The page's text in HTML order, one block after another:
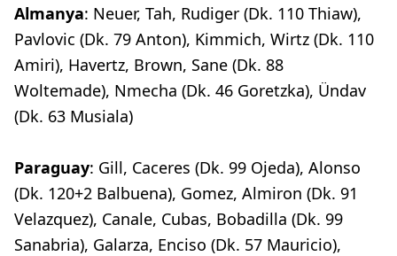
Almanya: Neuer, Tah, Rudiger (Dk. 110 Thiaw),
Pavlovic (Dk. 79 Anton), Kimmich, Wirtz (Dk. 110
Amiri), Havertz, Brown, Sane (Dk. 88
Woltemade), Nmecha (Dk. 46 Goretzka), Ündav
(Dk. 63 Musiala)
Paraguay: Gill, Caceres (Dk. 99 Ojeda), Alonso
(Dk. 120+2 Balbuena), Gomez, Almiron (Dk. 91
Velazquez), Canale, Cubas, Bobadilla (Dk. 99
Sanabria), Galarza, Enciso (Dk. 57 Mauricio),